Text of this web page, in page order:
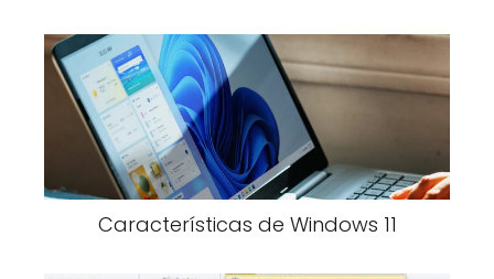
Características de Windows 11